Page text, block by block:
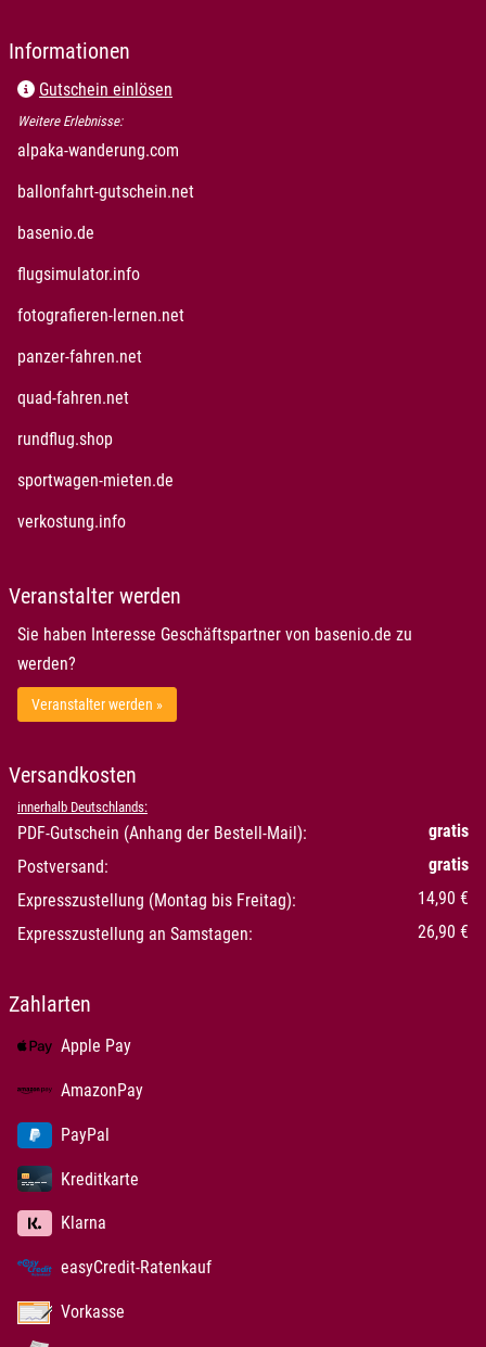
Informationen
Gutschein einlösen
Weitere Erlebnisse:
alpaka-wanderung.com
ballonfahrt-gutschein.net
basenio.de
flugsimulator.info
fotografieren-lernen.net
panzer-fahren.net
quad-fahren.net
rundflug.shop
sportwagen-mieten.de
verkostung.info
Veranstalter werden
Sie haben Interesse Geschäftspartner von basenio.de zu
werden?
Veranstalter werden »
Versandkosten
innerhalb Deutschlands:
PDF-Gutschein (Anhang der Bestell-Mail):
gratis
Postversand:
gratis
Expresszustellung (Montag bis Freitag):
14,90 €
Expresszustellung an Samstagen:
26,90 €
Zahlarten
Apple Pay
AmazonPay
PayPal
Kreditkarte
Klarna
easyCredit-Ratenkauf
Vorkasse